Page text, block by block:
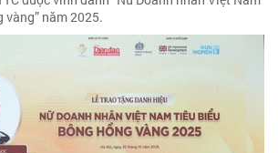
vàng” năm 2025.